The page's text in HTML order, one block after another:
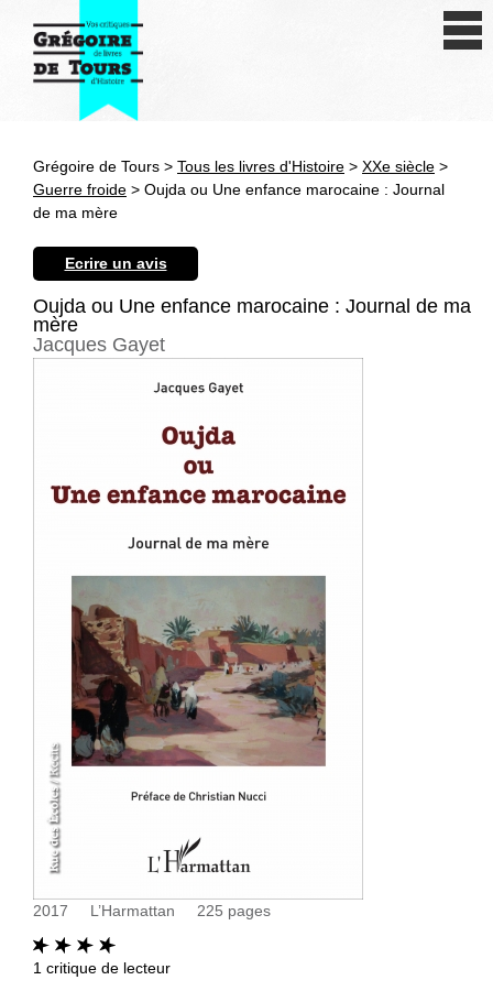
Antiquité
Autres civilisations
Thématiques
Grégoire de Tours > Tous les livres d'Histoire > XXe siècle >
Guerre froide > Oujda ou Une enfance marocaine : Journal
de ma mère
Ecrire un avis
Oujda ou Une enfance marocaine : Journal de ma
mère
Jacques Gayet
2017 L’Harmattan 225 pages
1 critique de lecteur